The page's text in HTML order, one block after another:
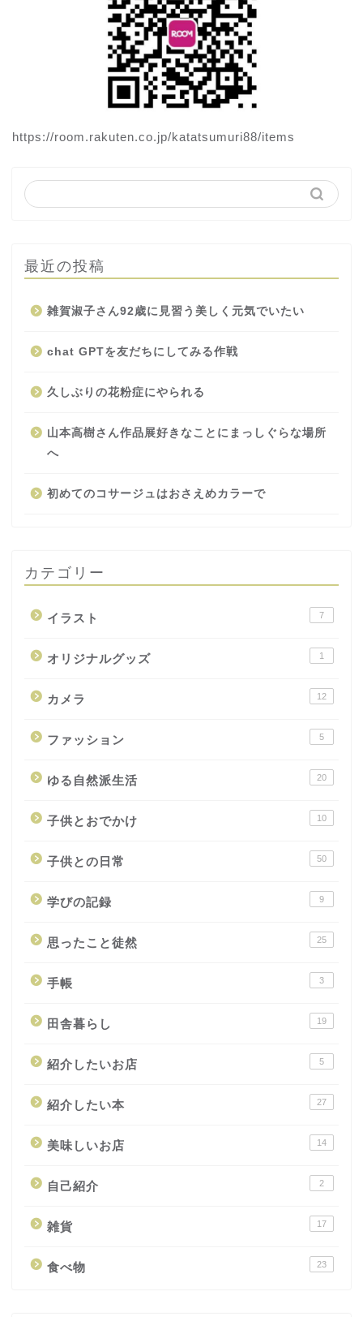
https://room.rakuten.co.jp/katatsumuri88/items
最近の投稿
雑賀淑子さん92歳に見習う美しく元気でいたい
chat GPTを友だちにしてみる作戦
久しぶりの花粉症にやられる
山本高樹さん作品展好きなことにまっしぐらな場所
へ
初めてのコサージュはおさえめカラーで
カテゴリー
イラスト 7
オリジナルグッズ 1
カメラ 12
ファッション 5
ゆる自然派生活 20
子供とおでかけ 10
子供との日常 50
学びの記録 9
思ったこと徒然 25
手帳 3
田舎暮らし 19
紹介したいお店 5
紹介したい本 27
美味しいお店 14
自己紹介 2
雑貨 17
食べ物 23